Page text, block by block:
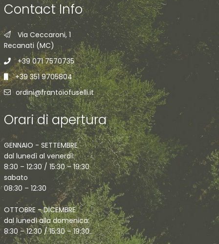
Contact Info
Via Ceccaroni, 1
Recanati (MC)
+39 071 7570735
+39 351 9705804
ordini@frantoiofuselli.it
Orari di apertura
GENNAIO - SETTEMBRE
dal lunedì al venerdì:
8:30 – 12:30 / 15:30 – 19:30
sabato
08:30 – 12:30
OTTOBRE - DICEMBRE
dal lunedì alla domenica:
8:30 – 12:30 / 15:30 – 19:30